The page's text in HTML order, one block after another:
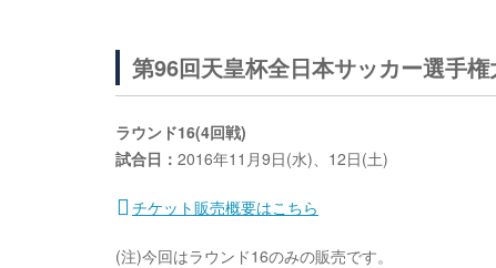
第96回天皇杯全日本サッカー選手権
ラウンド16(4回戦)
試合日： 2016年11月9日(水)、12日(土)
チケット販売概要はこちら
(注)今回はラウンド16のみの販売です。